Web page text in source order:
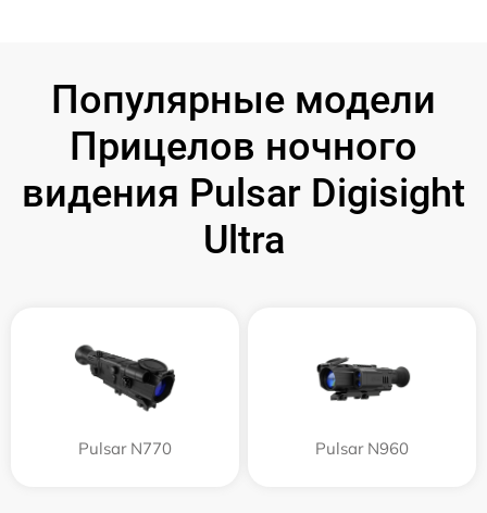
Популярные модели
Прицелов ночного
видения Pulsar Digisight
Ultra
Pulsar N770 Pulsar N960